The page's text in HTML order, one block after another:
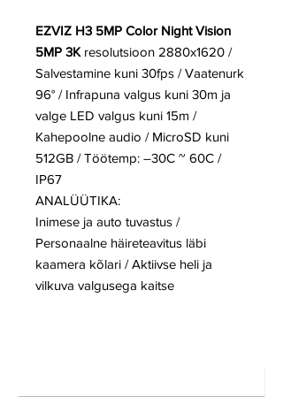
EZVIZ H3 5MP Color Night Vision
5MP 3Kresolutsioon 2880x1620 /
Salvestamine kuni 30fps / Vaatenurk
96° / Infrapuna valgus kuni 30m ja
valge LED valgus kuni 15m /
Kahepoolne audio / MicroSD kuni
512GB / Töötemp: –30C ~ 60C /
IP67
ANALÜÜTIKA:
Inimese ja auto tuvastus /
Personaalne häireteavitus läbi
kaamera kõlari / Aktiivse heli ja
vilkuva valgusega kaitse